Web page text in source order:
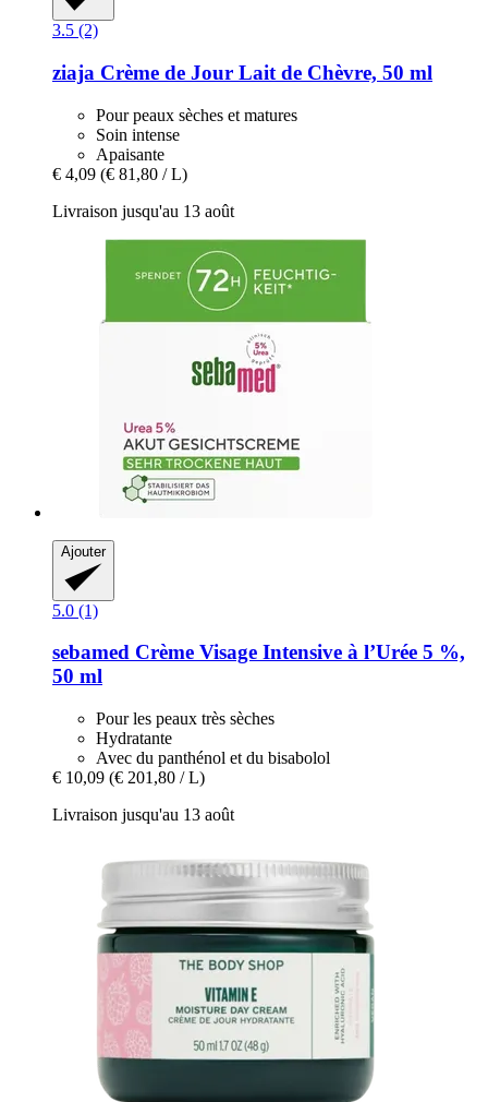
3.5 (2)
ziaja Crème de Jour Lait de Chèvre, 50 ml
Pour peaux sèches et matures
Soin intense
Apaisante
€ 4,09 (€ 81,80 / L)
Livraison jusqu'au 13 août
Ajouter
5.0 (1)
sebamed Crème Visage Intensive à l’Urée 5 %,
50 ml
Pour les peaux très sèches
Hydratante
Avec du panthénol et du bisabolol
€ 10,09 (€ 201,80 / L)
Livraison jusqu'au 13 août